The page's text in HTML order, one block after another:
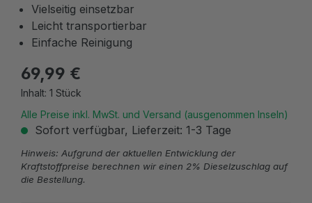
Vielseitig einsetzbar
Leicht transportierbar
Einfache Reinigung
69,99 €
Inhalt: 1 Stück
Alle Preise inkl. MwSt. und Versand (ausgenommen Inseln)
Sofort verfügbar, Lieferzeit: 1-3 Tage
Hinweis: Aufgrund der aktuellen Entwicklung der
Kraftstoffpreise berechnen wir einen 2% Dieselzuschlag auf
die Bestellung.